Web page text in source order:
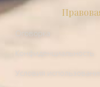
Оговорка
Конфиденциальность
Условия использования